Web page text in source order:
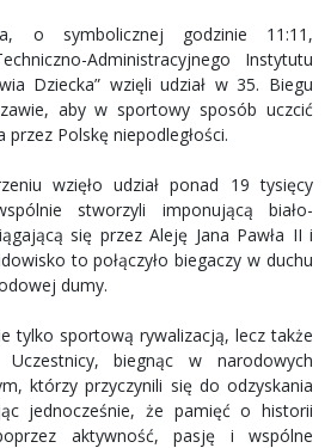
o symbolicznej godzinie 11:11,
Administracyjnego Instytutu
Dziecka” wzięli udział w 35. Biegu
aby w sportowy sposób uczcić
przez Polskę niepodległości.
wzięło udział ponad 19 tysięcy
stworzyli imponującą biało-
się przez Aleję Jana Pawła II i
to połączyło biegaczy w duchu
dumy.
tylko sportową rywalizacją, lecz także
Uczestnicy, biegnąc w narodowych
którzy przyczynili się do odzyskania
jednocześnie, że pamięć o historii
aktywność, pasję i wspólne